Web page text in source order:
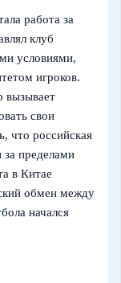
работа за
клуб
условиями,
игроков.
вызывает
свои
что российская
за пределами
в Китае
обмен между
начался